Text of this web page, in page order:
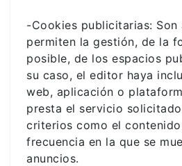
-Cookies publicitarias: Son
permiten la gestión, de la
posible, de los espacios
su caso, el editor haya
web, aplicación o
presta el servicio
criterios como el
frecuencia en la que se
anuncios.